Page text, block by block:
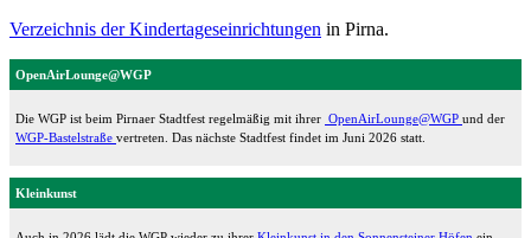
Verzeichnis der Kindertageseinrichtungen in Pirna.
OpenAirLounge@WGP
Die WGP ist beim Pirnaer Stadtfest regelmäßig mit ihrer OpenAirLounge@WGP und der
WGP-Bastelstraße vertreten. Das nächste Stadtfest findet im Juni 2026 statt.
Kleinkunst